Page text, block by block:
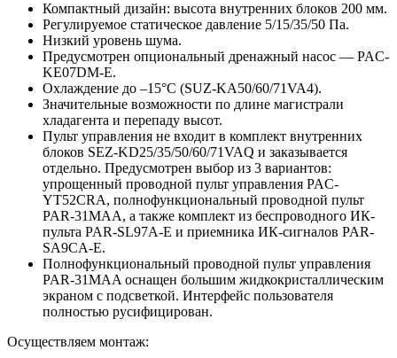
Компактный дизайн: высота внутренних блоков 200 мм.
Регулируемое статическое давление 5/15/35/50 Па.
Низкий уровень шума.
Предусмотрен опциональный дренажный насос — PAC-
KE07DM-E.
Охлаждение до –15°С (SUZ-KA50/60/71VA4).
Значительные возможности по длине магистрали
хладагента и перепаду высот.
Пульт управления не входит в комплект внутренних
блоков SEZ-KD25/35/50/60/71VAQ и заказывается
отдельно. Предусмотрен выбор из 3 вариантов:
упрощенный проводной пульт управления PAC-
YT52CRA, полнофункциональный проводной пульт
PAR-31MAA, а также комплект из беспроводного ИК-
пульта PAR-SL97A-E и приемника ИК-сигналов PAR-
SA9CA-E.
Полнофункциональный проводной пульт управления
PAR-31MAA оснащен большим жидкокристаллическим
экраном с подсветкой. Интерфейс пользователя
полностью русифицирован.
Осуществляем монтаж: